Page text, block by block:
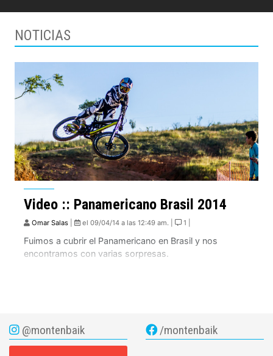
NOTICIAS
Video :: Panamericano Brasil 2014
Omar Salas el 09/04/14 a las 12:49 am. | 1 |
Fuimos a cubrir el Panamericano en Brasil y nos
encontramos con varias sorpresas.
@montenbaik /montenbaik